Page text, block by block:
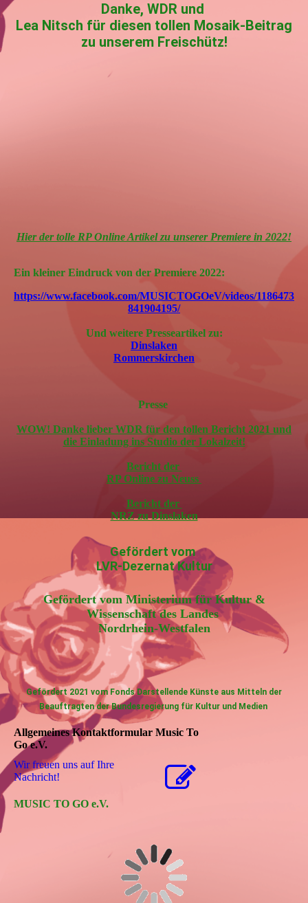
Danke, WDR und
Lea Nitsch für diesen tollen Mosaik-Beitrag
zu unserem Freischütz!
Hier der tolle RP Online Artikel zu unserer Premiere in 2022!
Ein kleiner Eindruck von der Premiere 2022:
https://www.facebook.com/MUSICTOGOeV/videos/1186473
841904195/
Und weitere Presseartikel zu:
Dinslaken
Rommerskirchen
Presse
WOW! Danke lieber WDR für den tollen Bericht 2021 und
die Einladung ins Studio der Lokalzeit!
Bericht der
RP Online zu Neuss
Bericht der
NRZ zu Dinslaken
Gefördert vom
LVR-Dezernat Kultur
Gefördert vom Ministerium für Kultur &
Wissenschaft des Landes
Nordrhein-Westfalen
Gefördert 2021 vom Fonds Darstellende Künste aus Mitteln der
Beauftragten der Bundesregierung für Kultur und Medien
Allgemeines Kontaktformular Music To
Go e.V.
Wir freuen uns auf Ihre
Nachricht!
MUSIC TO GO e.V.